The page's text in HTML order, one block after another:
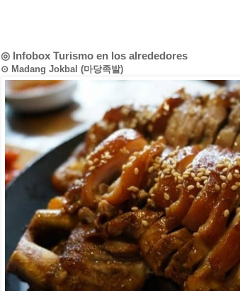
◎ Infobox Turismo en los alrededores
⊙ Madang Jokbal (마당족발)